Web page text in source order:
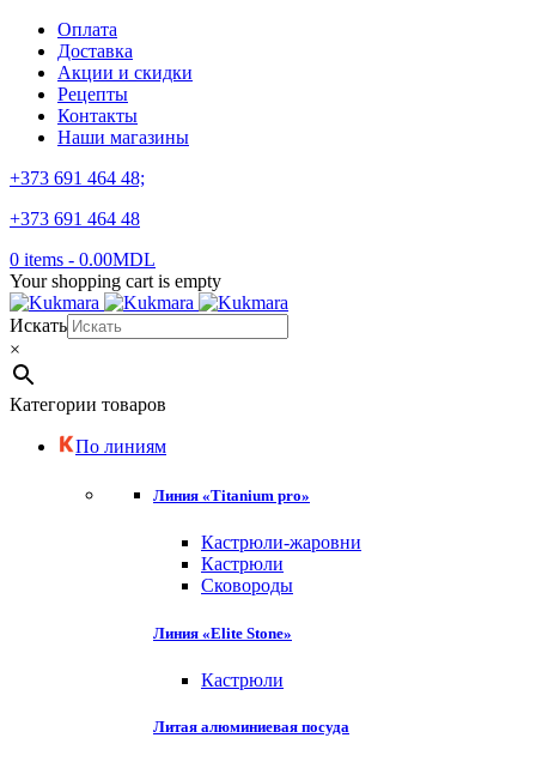
Оплата
Доставка
Акции и скидки
Рецепты
Контакты
Наши магазины
+373 691 464 48;
+373 691 464 48
0 items - 0.00MDL
Your shopping cart is empty
Искать
×
Категории товаров
По линиям
Линия «Titanium pro»
Кастрюли-жаровни
Кастрюли
Сковороды
Линия «Elite Stone»
Кастрюли
Литая алюминиевая посуда